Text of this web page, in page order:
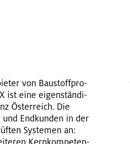
von Bau­stoff­pro­
ist eine ei­gen­stän­di­
Ös­ter­reich. Die
End­kun­den in der
Sys­te­men an: